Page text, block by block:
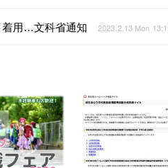
着用…文科省通知 2023.2.13 Mon